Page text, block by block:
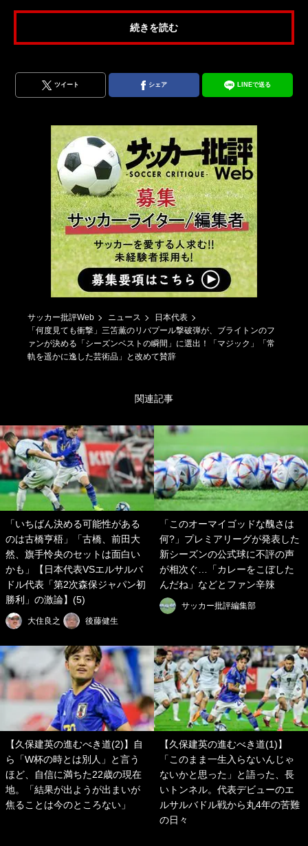
続きを読む
ツイート シェア LINEで送る
サッカー批評Web ニュース
日本代表
「何度見ても衝撃」三笘薫のリバプール撃破弾が、ブライトンのフ
ァンが決める「シーズンベストの瞬間」に選出！「マジック」「常
軌を遥かに逸した芸術品」と改めて賛辞
関連記事
「いちばん決める可能性がある
のは古橋亨梧」「古橋、前田大
然、旗手怜央のセットは面白い
かも」【日本代表VSエルサルバ
ドル代表「第2次森保ジャパン初
勝利」の激論】(5)
大住良之 後藤健生
「このオーマイゴッドな醜さは
何?」プレミアリーグが発表した
新シーズンの公式球に不評の声
が相次ぐ…「カレーをこぼした
んだね」などとファン辛辣
サッカー批評編集部
【久保建英の進むべき道(2)】自
ら「W杯の時とは別人」と言う
ほど、自信に満ちた22歳の現在
地。「結果が出ようが出まいが
焦ることは今のところない」
【久保建英の進むべき道(1)】
「このまま一生入らないんじゃ
ないかと思った」と語った、長
いトンネル。代表デビューのエ
ルサルバドル戦から丸4年の苦難
の日々